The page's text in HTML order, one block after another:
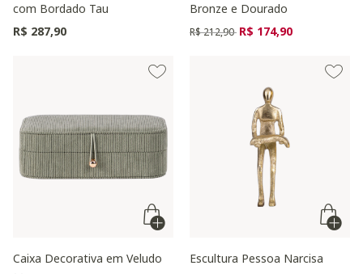
com Bordado Tau
R$ 287,90
Bronze e Dourado
Preço reduzido de
R$ 212,90 para
R$ 174,90
Caixa Decorativa em Veludo
Escultura Pessoa Narcisa